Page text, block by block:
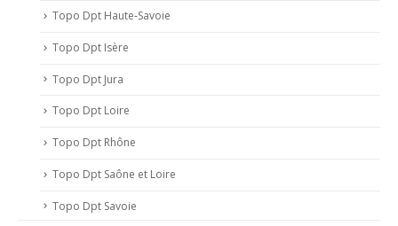
Topo Dpt Haute-Savoie
Topo Dpt Isère
Topo Dpt Jura
Topo Dpt Loire
Topo Dpt Rhône
Topo Dpt Saône et Loire
Topo Dpt Savoie